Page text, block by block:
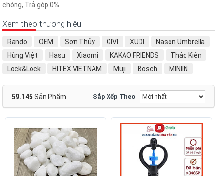
chóng, Trả góp 0%.
Xem theo thương hiệu
Rando OEM Sơn Thủy GIVI XUDI
Nason Umbrella
Hùng Việt
Hasu Xiaomi KAKAO FRIENDS
Thảo Kiên
Lock&Lock
HITEX VIETNAM Muji Bosch
MINIIN
HIỆU HUẤN
Motowolf SEIWAPRO
Thành Đạt
Uncle Bill's
Winwinshop88 YODY DandiHome
G01
LS2 PEAFLO
SEFA
Việt Linh
3M ADDICTED AÉROPOSTALE
CHILWEE
Cộng Cà phê
Daiso Disney Duy Tân
FRESHET
Galaxy Store
GUANGXING
59.145 Sản Phẩm Sắp Xếp Theo